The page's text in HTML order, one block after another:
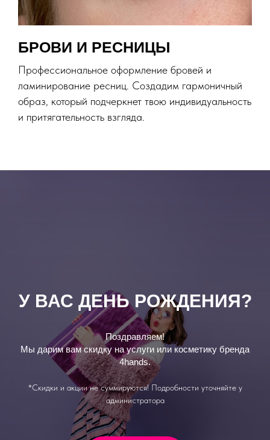
БРОВИ И РЕСНИЦЫ
Профессиональное оформление бровей и
ламинирование ресниц. Создадим гармоничный
образ, который подчеркнет твою индивидуальность
и притягательность взгляда.
РОЖДЕНИЯ?
Поздравляем!
на услуги или косметику бренда
4hands.
суммируются! Подробности уточняйте у
*Скидки и акции